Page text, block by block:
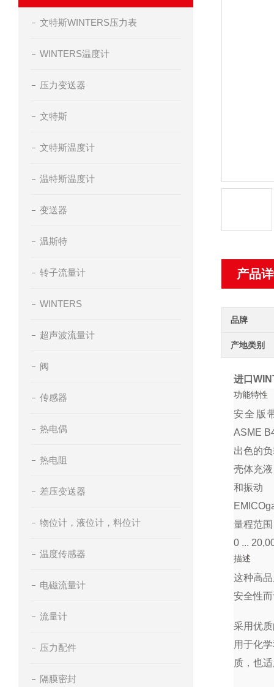
产品
品牌
产地类别
进口
功能特性
安全版
ASME
出色的
壳体充
和振动
量程范
0 ...
描述
这种高
安全性
采用优
用于化
质，也
文特斯WINTERS压力表
WINTERS温度计
压力变送器
文特斯
文特斯温度计
温特斯温度计
变送器
温斯特
转子流量计
WINTERS
超声波流量计
阀
传感器
热电偶
热电阻
差压变送器
物位计，液位计，料位计
温度传感器
电磁流量计
流量计
压力配件
隔膜密封